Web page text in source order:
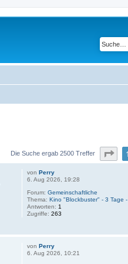
Die Suche ergab 2500 Treffer Seite1
vonPerry
6. Aug 2026, 19:28
Forum:Gemeinschaftliche
Thema:Kino "Blockbuster" - 3 Tage
Antworten: 1
Zugriffe:263
vonPerry
6. Aug 2026, 10:21